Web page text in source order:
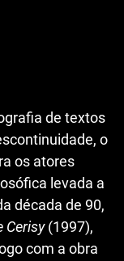
de textos
o
os atores
levada a
década de 90,
Cerisy(1997),
com a obra